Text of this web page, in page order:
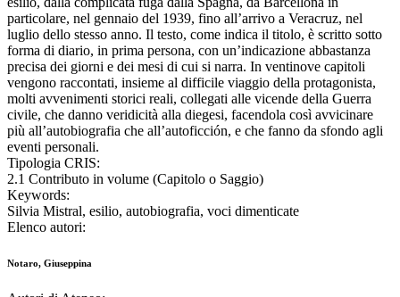
particolare, nel gennaio del 1939, fino all’arrivo a Veracruz, nel
luglio dello stesso anno. Il testo, come indica il titolo, è scritto sotto
forma di diario, in prima persona, con un’indicazione abbastanza
precisa dei giorni e dei mesi di cui si narra. In ventinove capitoli
vengono raccontati, insieme al difficile viaggio della protagonista,
molti avvenimenti storici reali, collegati alle vicende della Guerra
civile, che danno veridicità alla diegesi, facendola così avvicinare
più all’autobiografia che all’autoficción, e che fanno da sfondo agli
eventi personali.
Tipologia CRIS:
2.1 Contributo in volume (Capitolo o Saggio)
Keywords:
Silvia Mistral, esilio, autobiografia, voci dimenticate
Elenco autori:
Notaro, Giuseppina